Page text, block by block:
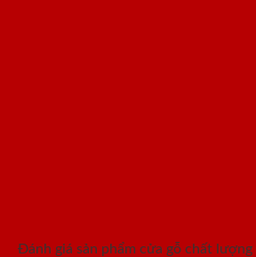
Đánh giá sản phẩm cửa gỗ chất